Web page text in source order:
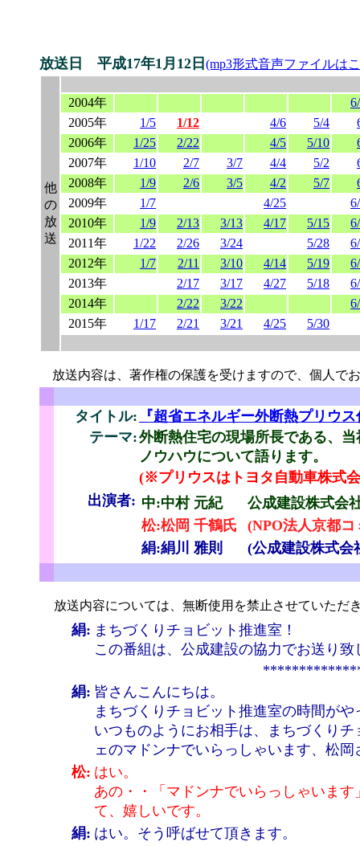
放送日 平成17年1月12日 (mp3形式音声ファイルは
他
の
放
送
2004年
2005年
1/5 1/12 4/6 5/4
2006年
1/25 2/22 4/5 5/10
2007年
1/10 2/7 3/7 4/4 5/2
2008年
1/9 2/6 3/5 4/2 5/7
2009年
1/7 4/25
2010年
1/9 2/13 3/13 4/17 5/15
2011年
1/22 2/26 3/24 5/28
2012年
1/7 2/11 3/10 4/14 5/19
2013年
2/17 3/17 4/27 5/18
2014年
2/22 3/22
2015年
1/17 2/21 3/21 4/25 5/30
放送内容は、著作権の保護を受けますので、個人で
タイトル:
『超省エネルギー外断熱プリウ
テーマ:外断熱住宅の現場所長である、
ノウハウについて語ります。
(※プリウスはトヨタ自動車株式
出演者: 中:中村 元紀
公成建設株式会
松:松岡 千鶴氏
(NPO法人京都
絹:絹川 雅則
(公成建設株式会
放送内容については、無断使用を禁止させていただ
絹: まちづくりチョビット推進室！
この番組は、公成建設の協力でお送り致
絹: 皆さんこんにちは。
まちづくりチョビット推進室の時間が
いつものようにお相手は、まちづくり
ェのマドンナでいらっしゃいます、松
松: はい。
あの・・「マドンナでいらっしゃいま
て、嬉しいです。
絹: はい。そう呼ばせて頂きます。